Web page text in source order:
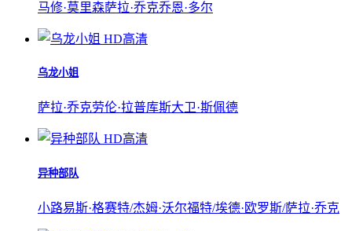
马修·莫里森萨拉·乔克乔恩·多尔
HD高清
乌龙小姐
萨拉·乔克劳伦·拉普库斯大卫·斯佩德
HD高清
异种部队
小路易斯·格赛特/杰姆·沃尔福特/埃德·欧罗斯/萨拉·乔克